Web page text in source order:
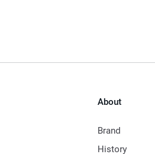
About
Brand
History